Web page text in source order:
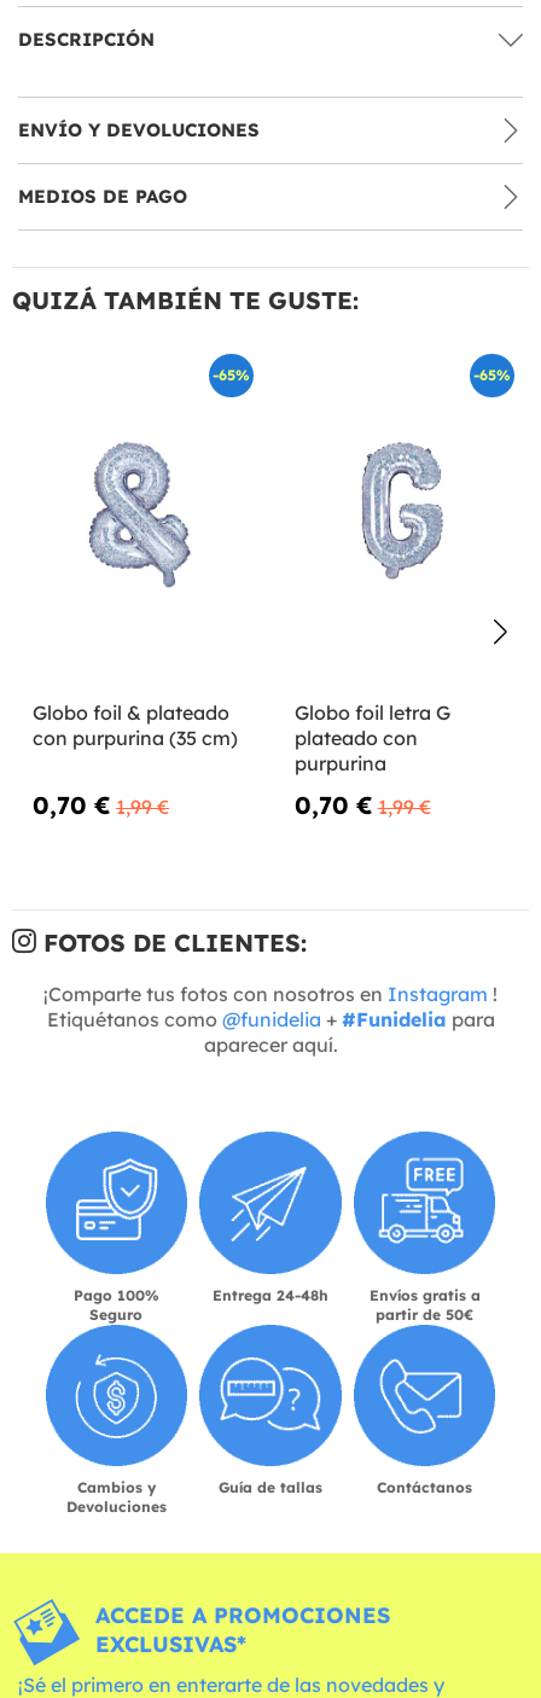
DESCRIPCIÓN
ENVÍO Y DEVOLUCIONES
MEDIOS DE PAGO
QUIZÁ TAMBIÉN TE GUSTE:
-65%
Globo foil & plateado
con purpurina (35 cm)
0,70 € 1,99 €
-65%
Globo foil letra G
plateado con
purpurina
0,70 € 1,99 €
FOTOS DE CLIENTES:
¡Comparte tus fotos con nosotros en Instagram !
Etiquétanos como @funidelia + #Funidelia para
aparecer aquí.
Pago 100%
Seguro
Entrega 24-48h
Envíos gratis a
partir de 50€
Cambios y
Devoluciones
Guía de tallas Contáctanos
ACCEDE A PROMOCIONES
EXCLUSIVAS*
¡Sé el primero en enterarte de las novedades y